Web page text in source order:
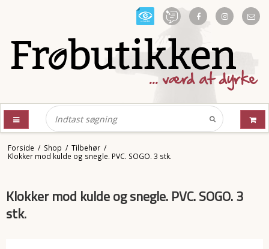
Forside / Shop / Tilbehør /
Klokker mod kulde og snegle. PVC. SOGO. 3 stk.
Klokker mod kulde og snegle. PVC. SOGO. 3
stk.